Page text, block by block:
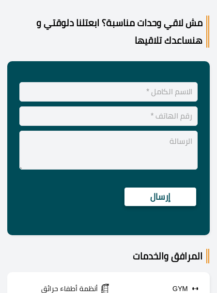
مش لاقي وحدات مناسبة؟ ابعتلنا دلوقتي و
هنساعدك تلاقيها
المرافق والخدمات
GYM أنظمة أطفاء حرائق